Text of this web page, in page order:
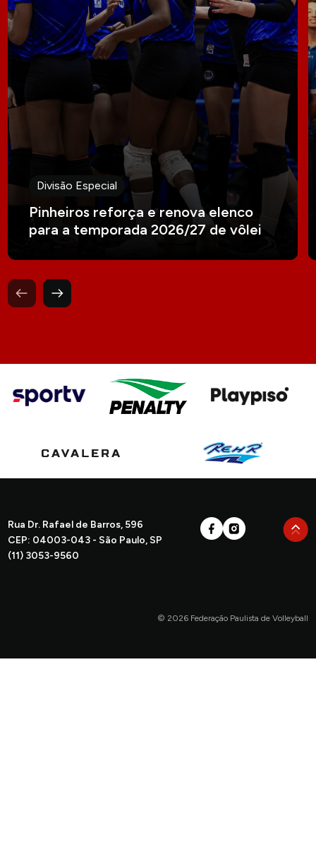
Divisão Especial
Pinheiros reforça e renova elenco
para a temporada 2026/27 de vôlei
Rua Dr. Rafael de Barros, 596
CEP: 04003-043 - São Paulo, SP
(11) 3053-9560
© 2026 Federação Paulista de Volleyball